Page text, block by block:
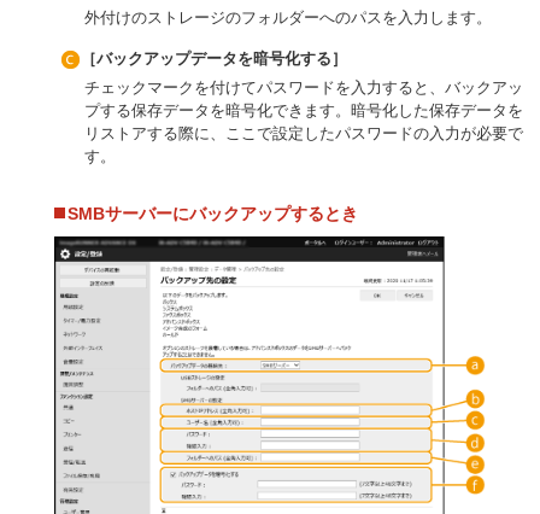
外付けのストレージのフォルダーへのパスを入力します。
［バックアップデータを暗号化する］
チェックマークを付けてパスワードを入力すると、バックアッ
プする保存データを暗号化できます。暗号化した保存データを
リストアする際に、ここで設定したパスワードの入力が必要で
す。
SMBサーバーにバックアップするとき